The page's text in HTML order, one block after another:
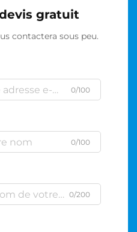
gratuit
contactera sous peu.
0/100
0/100
0/200